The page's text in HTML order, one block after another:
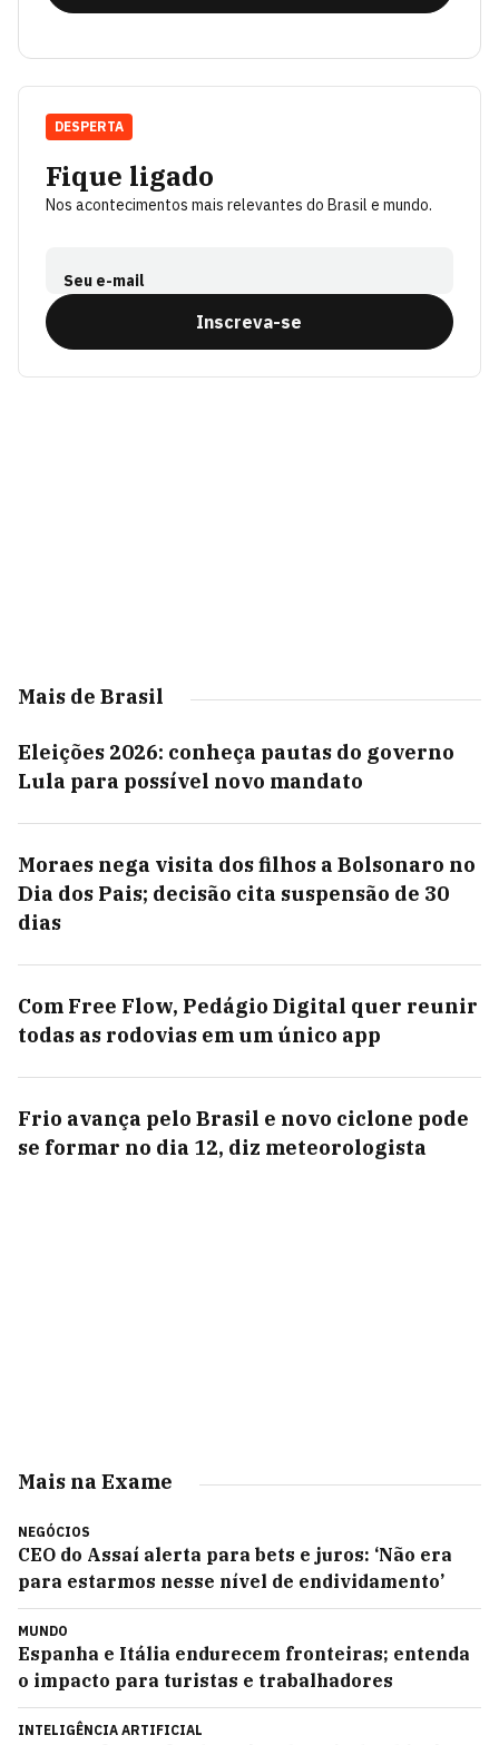
Fique ligado
Nos acontecimentos mais relevantes do Brasil e mundo.
Seu e-mail
Inscreva-se
DESPERTA
Mais de Brasil
Eleições 2026: conheça pautas do governo
Lula para possível novo mandato
Moraes nega visita dos filhos a Bolsonaro no
Dia dos Pais; decisão cita suspensão de 30
dias
Com Free Flow, Pedágio Digital quer reunir
todas as rodovias em um único app
Frio avança pelo Brasil e novo ciclone pode
se formar no dia 12, diz meteorologista
Mais na Exame
NEGÓCIOS
CEO do Assaí alerta para bets e juros: ‘Não era
para estarmos nesse nível de endividamento’
MUNDO
Espanha e Itália endurecem fronteiras; entenda
o impacto para turistas e trabalhadores
INTELIGÊNCIA ARTIFICIAL